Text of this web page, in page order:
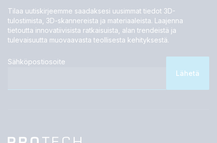
Tilaa uutiskirjeemme saadaksesi uusimmat tiedot 3D-
tulostimista, 3D-skannereista ja materiaaleista. Laajenna
tietoutta innovatiivisista ratkaisuista, alan trendeistä ja
tulevaisuutta muovaavasta teollisesta kehityksestä.
Sähköpostiosoite